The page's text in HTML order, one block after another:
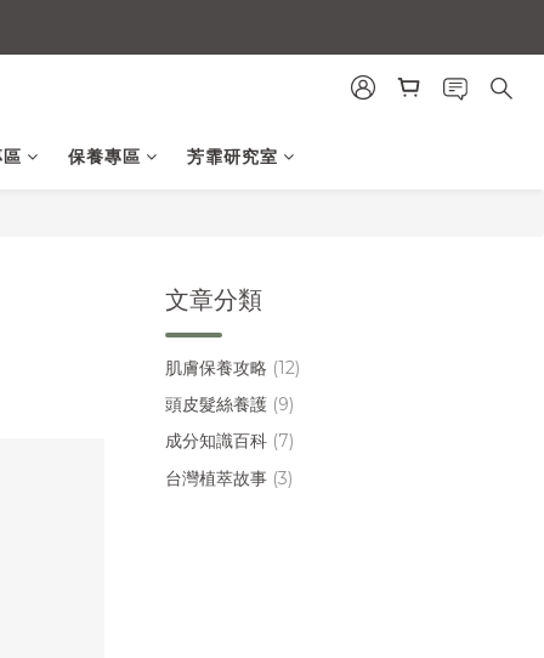
保養專區 芳霏研究室
文章分類
肌膚保養攻略 (12)
頭皮髮絲養護 (9)
成分知識百科 (7)
台灣植萃故事 (3)